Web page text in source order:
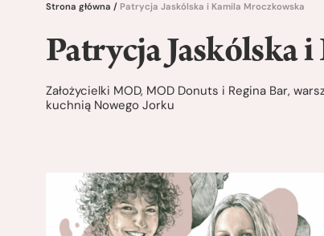
Strona główna / Patrycja Jaskólska i Kamila Mroczkowska
Patrycja Jaskólska
Założycielki MOD, MOD Donuts i Regina Bar,
kuchnią Nowego Jorku